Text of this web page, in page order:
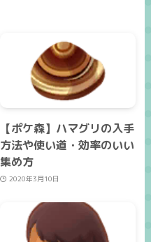
【ポケ森】ハマグリの入手
方法や使い道・効率のいい
集め方
2020年3月10日